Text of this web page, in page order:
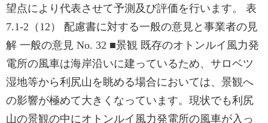
望点により代表させて予測及び評価を行います。 表
7.1-2（12） 配慮書に対する一般の意見と事業者の見
解 一般の意見 No. 32 ■景観 既存のオトンルイ風力発
電所の風車は海岸沿いに建っているため、サロベツ
湿地等から利尻山を眺める場合においては、景観へ
の影響が極めて大きくなっています。現状でも利尻
山の景観の中にオトンルイ風力発電所の風車が入っ